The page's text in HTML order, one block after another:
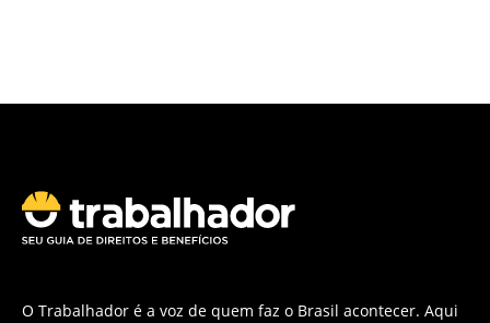
O Trabalhador é a voz de quem faz o Brasil acontecer. Aqui